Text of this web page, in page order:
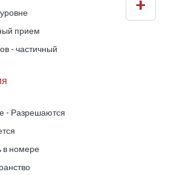
– Свет,
на одном уровне.
кухню шеф-повара,
и обеденную зону с
Высокие деревянные
старинного камня и
прием
- частичный
+
- Разрешаются
в номере